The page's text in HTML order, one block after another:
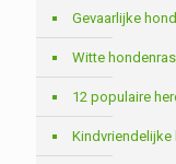
Gevaarlijke
Witte
12 populaire